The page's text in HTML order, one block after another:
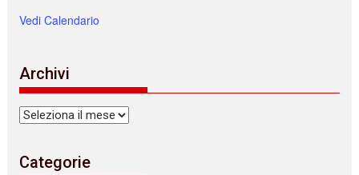
Vedi Calendario
Archivi
Archivi
Categorie